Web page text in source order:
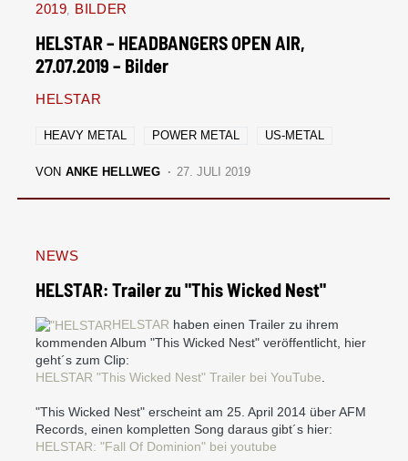
2019 BILDER
HELSTAR – HEADBANGERS OPEN AIR,
27.07.2019 – Bilder
HELSTAR
HEAVY METAL POWER METAL US-METAL
VON ANKE HELLWEG 27. JULI 2019
NEWS
HELSTAR: Trailer zu "This Wicked Nest"
HELSTAR haben einen Trailer zu ihrem
kommenden Album "This Wicked Nest" veröffentlicht, hier
geht´s zum Clip:
HELSTAR "This Wicked Nest" Trailer bei YouTube
"This Wicked Nest" erscheint am 25. April 2014 über AFM
Records, einen kompletten Song daraus gibt´s hier:
HELSTAR: "Fall Of Dominion" bei youtube